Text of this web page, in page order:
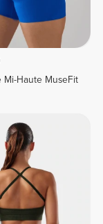
Mi-Haute MuseFit